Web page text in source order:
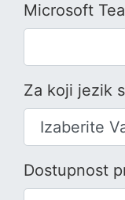
Microsoft
Za koji jezik
Dostupnost